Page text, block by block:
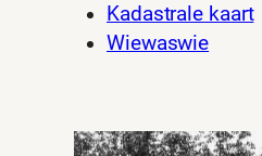
Kadastrale kaart
Wiewaswie